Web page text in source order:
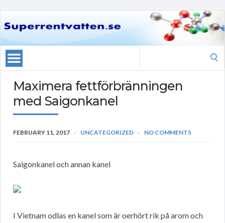
Maximera fettförbränningen
med Saigonkanel
FEBRUARY 11, 2017 UNCATEGORIZED NO COMMENTS
Saigonkanel och annan kanel
I Vietnam odlas en kanel som är oerhört rik på arom och